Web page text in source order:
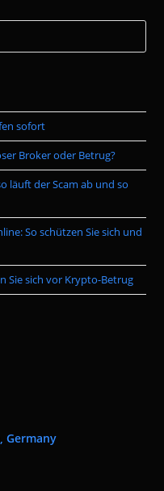
the
sofort
Broker oder Betrug?
läuft der Scam ab und so
So schützen Sie sich und
Sie sich vor Krypto-Betrug
Germany